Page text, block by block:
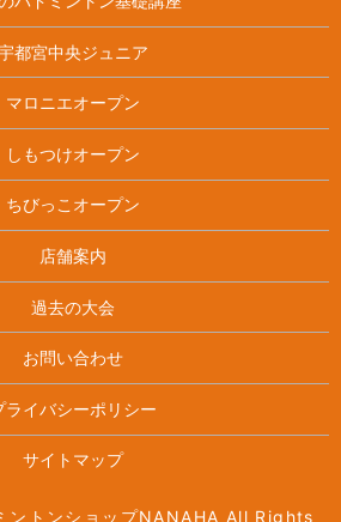
都宮中央ジュニア
マロニエオープン
しもつけオープン
ちびっこオープン
店舗案内
過去の大会
お問い合わせ
ライバシーポリシー
サイトマップ
トンショップNANAHA All Rights